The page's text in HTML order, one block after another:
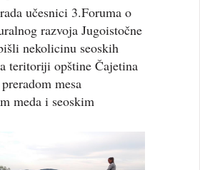
učesnici 3.Foruma o
razvoja Jugoistočne
nekolicinu seoskih
teritoriji opštine Čajetina
mesa
meda i seoskim